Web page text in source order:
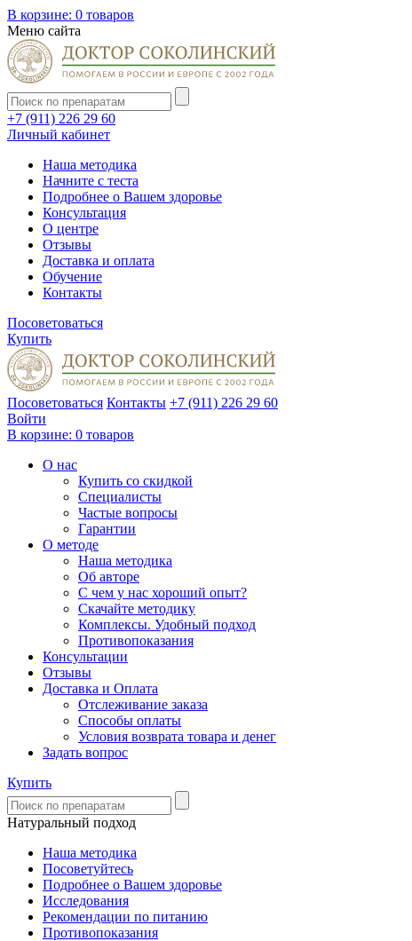
В корзине: 0 товаров
Меню сайта
+7 (911) 226 29 60
Личный кабинет
Наша методика
Начните с теста
Подробнее о Вашем здоровье
Консультация
О центре
Отзывы
Доставка и оплата
Обучение
Контакты
Посоветоваться
Купить
Посоветоваться Контакты +7 (911) 226 29 60
Войти
В корзине: 0 товаров
О нас
Купить со скидкой
Специалисты
Частые вопросы
Гарантии
О методе
Наша методика
Об авторе
С чем у нас хороший опыт?
Скачайте методику
Комплексы. Удобный подход
Противопоказания
Консультации
Отзывы
Доставка и Оплата
Отслеживание заказа
Способы оплаты
Условия возврата товара и денег
Задать вопрос
Купить
Натуральный подход
Наша методика
Посоветуйтесь
Подробнее о Вашем здоровье
Исследования
Рекомендации по питанию
Противопоказания